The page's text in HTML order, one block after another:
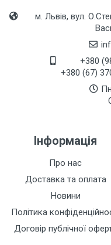
м. Львів, вул.
+380
+380 (67)
Інформація
Про нас
Доставка та оплата
Новини
Політика
Договір публічної